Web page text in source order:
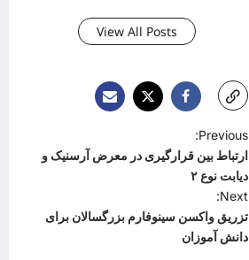
View All Posts
P
o
s
t
n
Previous:
ارتباط بین قرارگیری در معرض آرسنیک و
دیابت نوع ۲
Next:
تزریق واکسن سینوفارم بزرگسالان برای
دانش آموزان